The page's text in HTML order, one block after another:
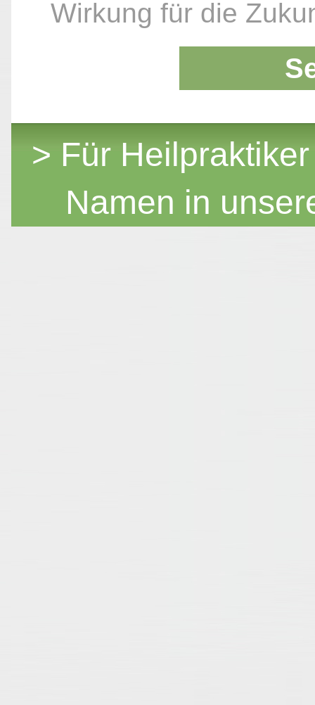
Wirkung für die
> Für
Namen in